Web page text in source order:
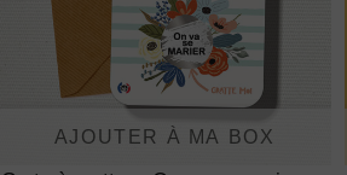
AJOUTER À MA BOX